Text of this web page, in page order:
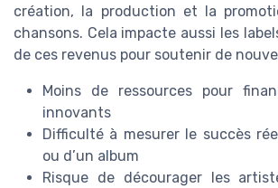
création, la production et la
chansons. Cela impacte aussi les
de ces revenus pour soutenir de
Moins de ressources pour
innovants
Difficulté à mesurer le succès
ou d’un album
Risque de décourager les